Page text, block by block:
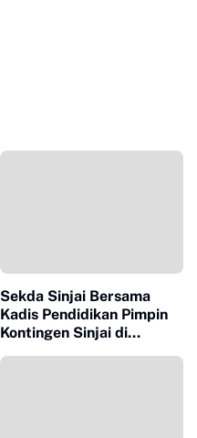
Sekda Sinjai Bersama
Kadis Pendidikan Pimpin
Kontingen Sinjai di